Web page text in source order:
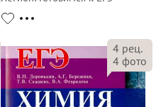
4 рец.
4 фото